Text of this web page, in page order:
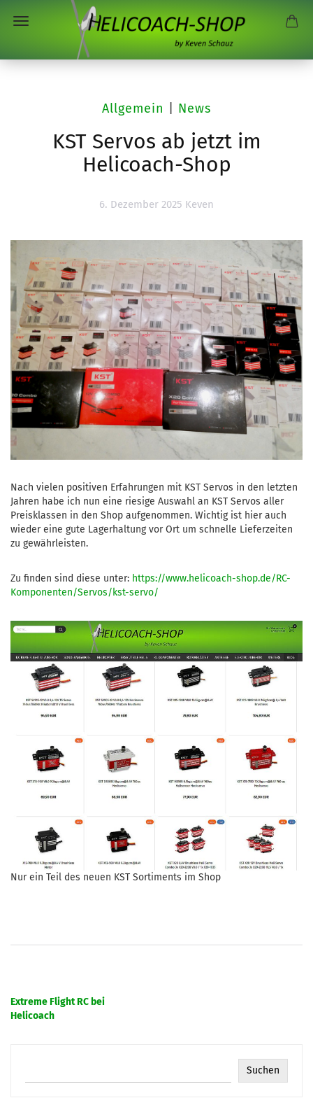
Allgemein News
KST Servos ab jetzt im
Helicoach-Shop
6. Dezember 2025 Keven
Nach vielen positiven Erfahrungen mit KST Servos in den letzten
Jahren habe ich nun eine riesige Auswahl an KST Servos aller
Preisklassen in den Shop aufgenommen. Wichtig ist hier auch
wieder eine gute Lagerhaltung vor Ort um schnelle Lieferzeiten
zu gewährleisten.
Zu finden sind diese unter: https://www.helicoach-shop.de/RC-
Komponenten/Servos/kst-servo/
Nur ein Teil des neuen KST Sortiments im Shop
Beitragsnavigation
Extreme Flight RC bei
Helicoach
Suchen